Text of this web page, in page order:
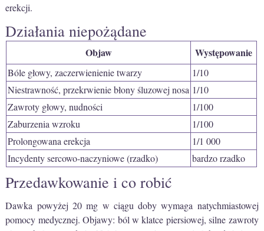
erekcji.
Działania niepożądane
Objaw Występowanie
Bóle głowy, zaczerwienienie twarzy
1/10
Niestrawność, przekrwienie błony śluzowej nosa 1/10
Zawroty głowy, nudności
1/100
Zaburzenia wzroku
1/100
Prolongowana erekcja
1/1 000
Incydenty sercowo-naczyniowe (rzadko)
bardzo rzadko
Przedawkowanie i co robić
Dawka powyżej 20 mg w ciągu doby wymaga natychmiastowej
pomocy medycznej. Objawy: ból w klatce piersiowej, silne zawroty